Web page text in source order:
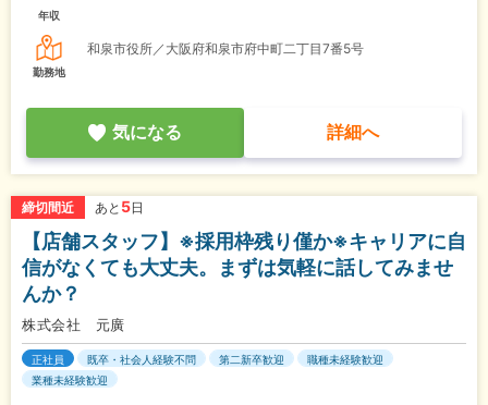
年収
勤務地
和泉市役所／大阪府和泉市府中町二丁目7番5号
気になる 詳細へ
締切間近 あと 5日
【店舗スタッフ】※採用枠残り僅か※キャリアに自
信がなくても大丈夫。まずは気軽に話してみませ
んか？
株式会社 元廣
正社員 既卒・社会人経験不問 第二新卒歓迎
職種未経験歓迎
業種未経験歓迎